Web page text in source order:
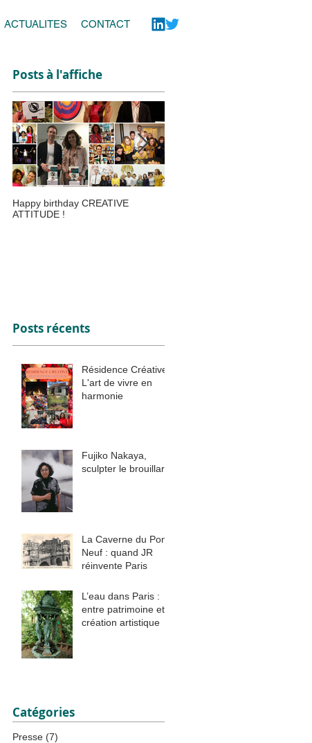
ACTUALITES CONTACT
Posts à l'affiche
Happy birthday CREATIVE
ATTITUDE !
Posts récents
Résidence Créative :
L'art de vivre en
harmonie
Fujiko Nakaya,
sculpter le brouillard
La Caverne du Pont
Neuf : quand JR
réinvente Paris
L’eau dans Paris :
entre patrimoine et
création artistique
Catégories
Presse (7)